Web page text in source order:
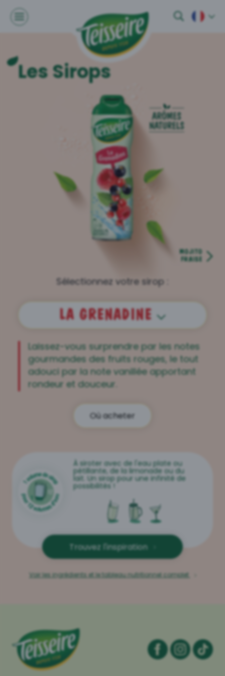
Les Sirops
Sélectionnez votre sirop :
LA GRENADINE
Laissez-vous surprendre par les notes
gourmandes des fruits rouges, le tout
adouci par la note vanillée apportant
rondeur et douceur.
Où acheter
À siroter avec de l'eau plate ou
pétillante, de la limonade ou du
lait. Un sirop pour une infinité de
possibilités !
Trouvez l'inspiration
Voir les ingrédients et le tableau nutritionnel complet
MOJITO
FRAISE